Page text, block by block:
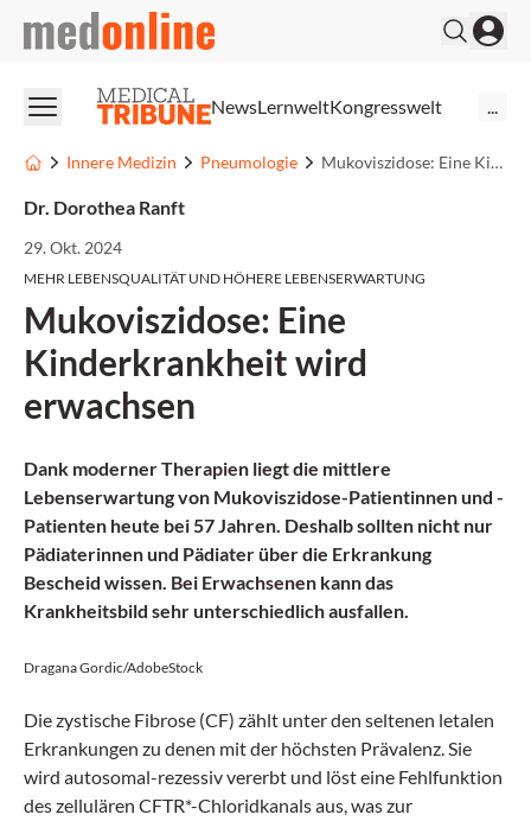
medonline
NewsLernweltKongresswelt
Innere Medizin Pneumologie Mukoviszidose: Eine Kinderkrankheit wird erwachsen
Dr. Dorothea Ranft
29. Okt. 2024
MEHR LEBENSQUALITÄT UND HÖHERE LEBENSERWARTUNG
Mukoviszidose: Eine
Kinderkrankheit wird
erwachsen
Dank moderner Therapien liegt die mittlere
Lebenserwartung von Mukoviszidose-Patientinnen und -
Patienten heute bei 57 Jahren. Deshalb sollten nicht nur
Pädiaterinnen und Pädiater über die Erkrankung
Bescheid wissen. Bei Erwachsenen kann das
Krankheitsbild sehr unterschiedlich ausfallen.
Dragana Gordic/AdobeStock
Die zystische Fibrose (CF) zählt unter den seltenen letalen
Erkrankungen zu denen mit der höchsten Prävalenz. Sie
wird autosomal-rezessiv vererbt und löst eine Fehlfunktion
des zellulären CFTR*-Chloridkanals aus, was zur